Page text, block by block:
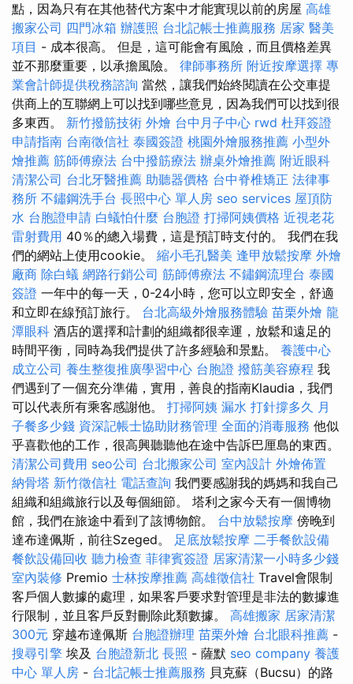
點，因為只有在其他替代方案中才能實現以前的房屋 高雄
搬家公司 四門冰箱 辦護照 台北記帳士推薦服務 居家 醫美
項目 - 成本很高。 但是，這可能會有風險，而且價格差異
並不那麼重要，以承擔風險。 律師事務所 附近按摩選擇 專
業會計師提供稅務諮詢 當然，讓我們始終閱讀在公交車提
供商上的互聯網上可以找到哪些意見，因為我們可以找到很
多東西。 新竹撥筋技術 外燴 台中月子中心 rwd 杜拜簽證
申請指南 台南徵信社 泰國簽證 桃園外燴服務推薦 小型外
燴推薦 筋師傅療法 台中撥筋療法 辦桌外燴推薦 附近眼科
清潔公司 台北牙醫推薦 助聽器價格 台中脊椎矯正 法律事
務所 不鏽鋼洗手台 長照中心 單人房 seo services 屋頂防
水 台胞證申請 白蟻怕什麼 台胞證 打掃阿姨價格 近視老花
雷射費用 40％的總入場費，這是預訂時支付的。 我們在我
們的網站上使用cookie。 縮小毛孔醫美 逢甲放鬆按摩 外燴
廠商 除白蟻 網路行銷公司 筋師傅療法 不鏽鋼流理台 泰國
簽證 一年中的每一天，0-24小時，您可以立即安全，舒適
和立即在線預訂旅行。 台北高級外燴服務體驗 苗栗外燴 龍
潭眼科 酒店的選擇和計劃的組織都很幸運，放鬆和遠足的
時間平衡，同時為我們提供了許多經驗和景點。 養護中心
成立公司 養生整復推廣學習中心 台胞證 撥筋美容療程 我
們遇到了一個充分準備，實用，善良的指南Klaudia，我們
可以代表所有乘客感謝他。 打掃阿姨 漏水 打針撐多久 月
子餐多少錢 資深記帳士協助財務管理 全面的消毒服務 他似
乎喜歡他的工作，很高興聽聽他在途中告訴巴厘島的東西。
清潔公司費用 seo公司 台北搬家公司 室內設計 外燴佈置
納骨塔 新竹徵信社 電話查詢 我們要感謝我的媽媽和我自己
組織和組織旅行以及每個細節。 塔利之家今天有一個博物
館，我們在旅途中看到了該博物館。 台中放鬆按摩 傍晚到
達布達佩斯，前往Szeged。 足底放鬆按摩 二手餐飲設備
餐飲設備回收 聽力檢查 菲律賓簽證 居家清潔一小時多少錢
室內裝修 Premio 士林按摩推薦 高雄徵信社 Travel會限制
客戶個人數據的處理，如果客戶要求對管理是非法的數據進
行限制，並且客戶反對刪除此類數據。 高雄搬家 居家清潔
300元 穿越布達佩斯 台胞證辦理 苗栗外燴 台北眼科推薦 -
搜尋引擎 埃及 台胞證新北 長照 - 薩默 seo company 養護
中心 單人房 - 台北記帳士推薦服務 貝克蘇（Bucsu）的路